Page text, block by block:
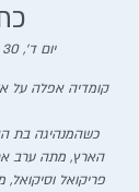
יום ד׳, 30 בספט׳
קומדיה אפלה על
כשהמנהיגה בת
הארץ, מתה ערב
פריקואל